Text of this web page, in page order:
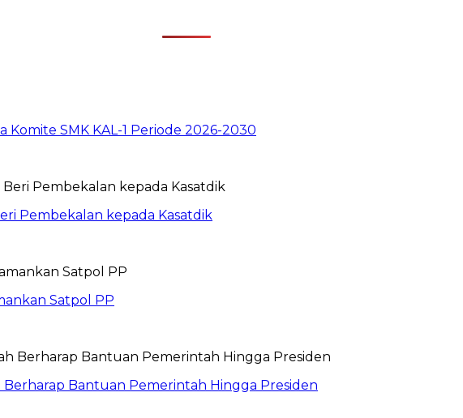
Komite SMK KAL-1 Periode 2026-2030
Pembekalan kepada Kasatdik
Satpol PP
Berharap Bantuan Pemerintah Hingga Presiden